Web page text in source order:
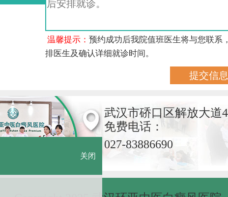
温馨提示：预约成功后我院值班医生将与您联系
排医生及确认详细就诊时间。
武汉市硚口区解放大道
免费电话：
027-83886690
关闭